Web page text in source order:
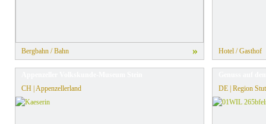
Bergbahn / Bahn » Hotel / Gasthof
CH | Appenzellerland
DE | Region